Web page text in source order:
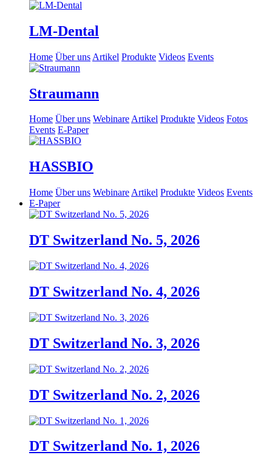
LM-Dental
Home Über uns Artikel Produkte Videos Events
Straumann
Home Über uns WebinareArtikel Produkte Videos Fotos
Events E-Paper
HASSBIO
Home Über uns Webinare Artikel Produkte Videos Events
E-Paper
DT Switzerland No. 5, 2026
DT Switzerland No. 4, 2026
DT Switzerland No. 3, 2026
DT Switzerland No. 2, 2026
DT Switzerland No. 1, 2026